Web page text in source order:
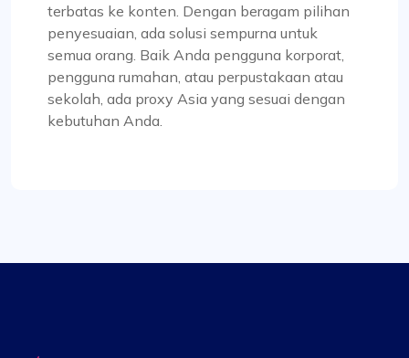
Kesan positif
Keserbagunaan rencana proxy ProxyCompass
tidak tertandingi. Saya dapat dengan mudah
beralih antara proxy statis dan berputar
berdasarkan kebutuhan proyek saya,
terbatas ke konten. Dengan beragam pilihan
penyesuaian, ada solusi sempurna untuk
semua orang. Baik Anda pengguna korporat,
pengguna rumahan, atau perpustakaan atau
sekolah, ada proxy Asia yang sesuai dengan
kebutuhan Anda.